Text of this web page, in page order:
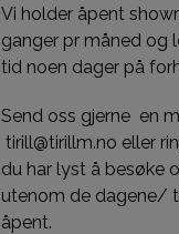
Vi holder åpent
ganger pr måned og
tid noen dager på
Send oss gjerne en
tirill@tirillm.no eller
du har lyst å besøke
utenom de dagene/
åpent.